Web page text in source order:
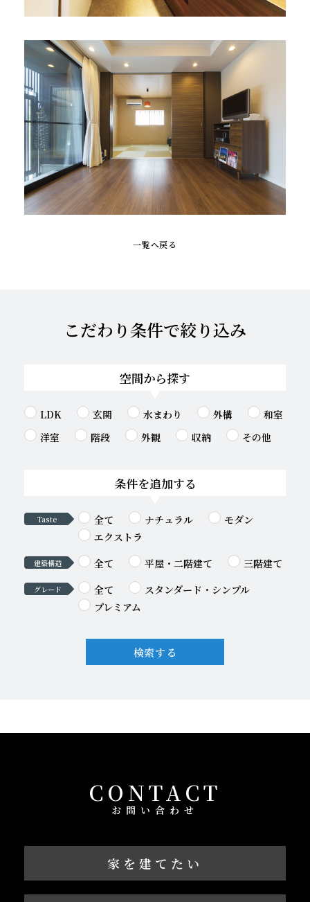
一覧へ戻る
こだわり条件で絞り込み
空間から探す
LDK 玄関 水まわり 外構
和室
洋室
階段 外観 収納 その他
条件を追加する
Taste 全て ナチュラル
モダン
エクストラ
建築構造 全て 平屋・二階建て 三階建て
グレード 全て
スタンダード・シンプル
プレミアム
検索する
CONTACT
お問い合わせ
家を建てたい